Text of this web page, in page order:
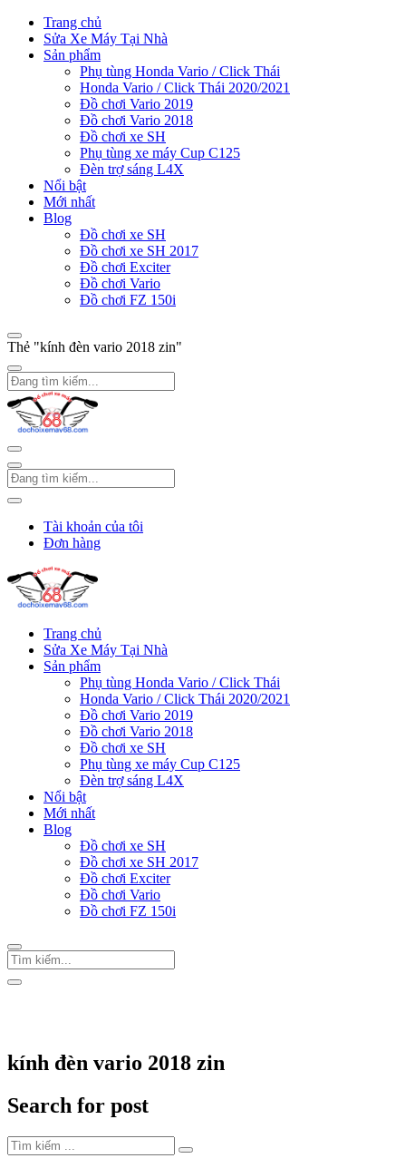
Trang chủ
Sửa Xe Máy Tại Nhà
Sản phẩm
Phụ tùng Honda Vario / Click Thái
Honda Vario / Click Thái 2020/2021
Đồ chơi Vario 2019
Đồ chơi Vario 2018
Đồ chơi xe SH
Phụ tùng xe máy Cup C125
Đèn trợ sáng L4X
Nổi bật
Mới nhất
Blog
Đồ chơi xe SH
Đồ chơi xe SH 2017
Đồ chơi Exciter
Đồ chơi Vario
Đồ chơi FZ 150i
Thẻ "kính đèn vario 2018 zin"
Tài khoản của tôi
Đơn hàng
Trang chủ
Sửa Xe Máy Tại Nhà
Sản phẩm
Phụ tùng Honda Vario / Click Thái
Honda Vario / Click Thái 2020/2021
Đồ chơi Vario 2019
Đồ chơi Vario 2018
Đồ chơi xe SH
Phụ tùng xe máy Cup C125
Đèn trợ sáng L4X
Nổi bật
Mới nhất
Blog
Đồ chơi xe SH
Đồ chơi xe SH 2017
Đồ chơi Exciter
Đồ chơi Vario
Đồ chơi FZ 150i
kính đèn vario 2018 zin
Search for post